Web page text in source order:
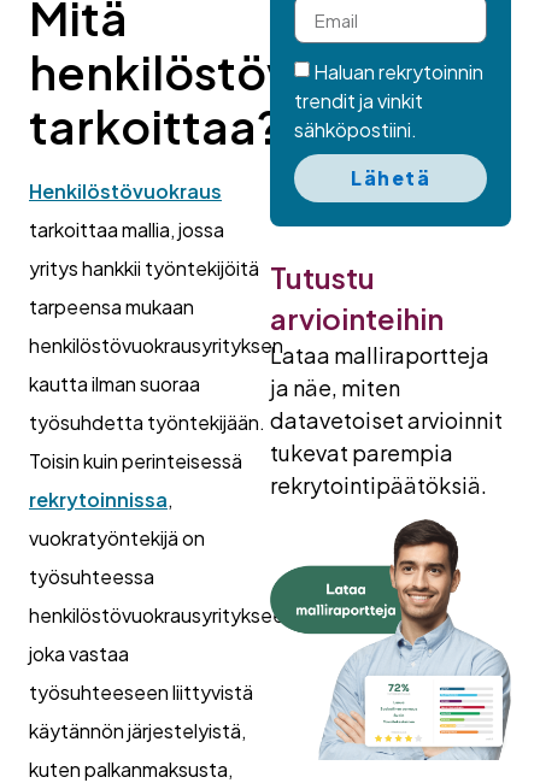
Mitä
henkilöstövuokraus
tarkoittaa?
Henkilöstövuokraus
tarkoittaa mallia, jossa
yritys hankkii työntekijöitä
tarpeensa mukaan
henkilöstövuokrausyrityksen
kautta ilman suoraa
työsuhdetta työntekijään.
Toisin kuin perinteisessä
rekrytoinnissa,
vuokratyöntekijä on
työsuhteessa
henkilöstövuokrausyritykseen,
joka vastaa
työsuhteeseen liittyvistä
käytännön järjestelyistä,
kuten palkanmaksusta,
Haluan rekrytoinnin
trendit ja vinkit
sähköpostiini.
Lähetä
Tutustu
arviointeihin
Lataa malliraportteja
ja näe, miten
datavetoiset arvioinnit
tukevat parempia
rekrytointipäätöksiä.